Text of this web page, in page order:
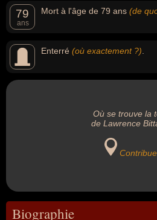
79
ans
Mort à l'âge de 79 ans (de
Enterré (où exactement ?)
Où se trouve la
de Lawrence
Biographie